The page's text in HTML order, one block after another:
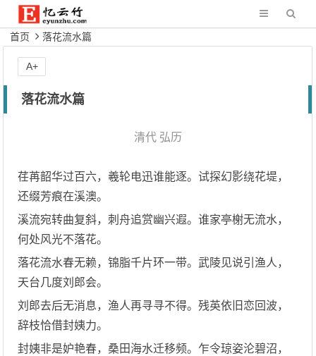
首页 落花流水篇
落花流水篇
清代 弘历
荏苒韶华过百六，羲轮电迅谁能逐。试探幻影绕花堤，
还缀芳痕在溪澳。
溪流宛转曲复斜，刺舟追赏幽兴遐。谁家亭榭无流水，
何处风光不落花。
落花流水春无赖，锦脂千片环一带。武陵见说引渔人，
天台几度刘郎会。
刘郎去后无消息，渔人再寻寻不得。残英依旧恋回波，
辞枝恰借封姨力。
封姨非是妒艳春，桑田海水迁移频。乍令琼姿沦碧沼，
A+